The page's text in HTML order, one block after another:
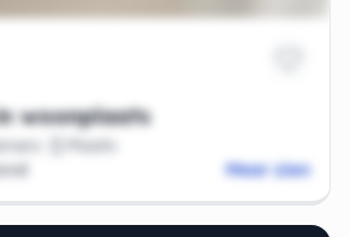
woonplaats
Plaats
Meer zien